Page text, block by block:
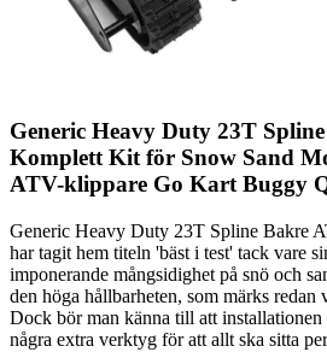
Generic Heavy Duty 23T
Komplett Kit för Snow Sand
ATV-klippare Go Kart Buggy
Generic Heavy Duty 23T Spline Bakre
har tagit hem titeln 'bäst i test' tack vare
imponerande mångsidighet på snö och
den höga hållbarheten, som märks redan
Dock bör man känna till att installationen
några extra verktyg för att allt ska sitta